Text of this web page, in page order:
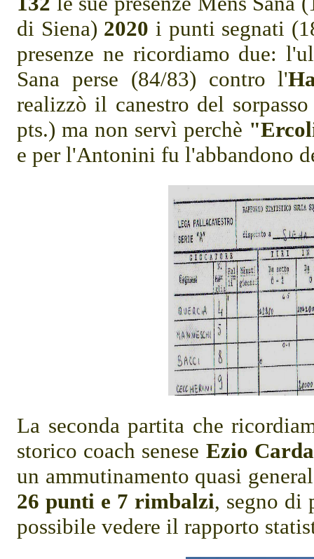
di Siena) 2020 i punti segnati
presenze ne ricordiamo due:
Sana perse (84/83) contro l'
realizzò il canestro del
pts.) ma non servì perchè
e per l'Antonini fu l'abbandono
La seconda partita che
storico coach senese Ezio
un ammutinamento quasi
26 punti e 7 rimbalzi, segno di
possibile vedere il rapporto